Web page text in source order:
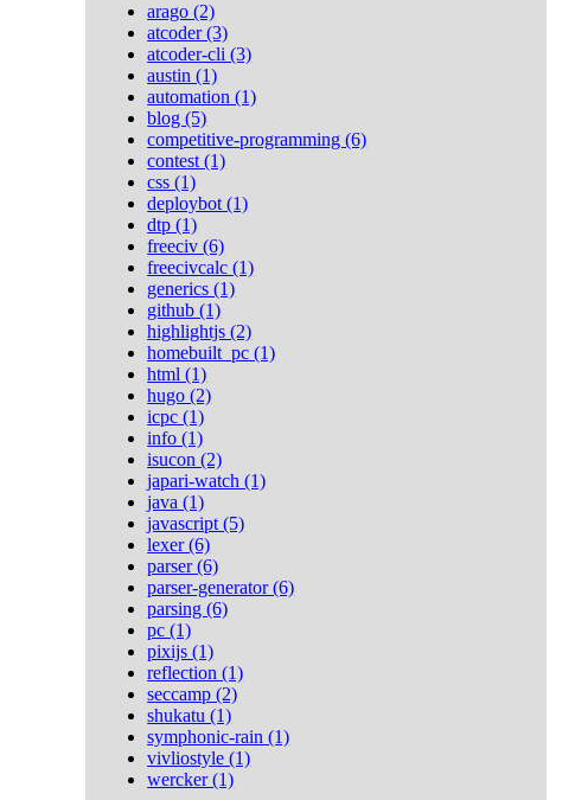
arago (2)
atcoder (3)
atcoder-cli (3)
austin (1)
automation (1)
blog (5)
competitive-programming (6)
contest (1)
css (1)
deploybot (1)
dtp (1)
freeciv (6)
freecivcalc (1)
generics (1)
github (1)
highlightjs (2)
homebuilt_pc (1)
html (1)
hugo (2)
icpc (1)
info (1)
isucon (2)
japari-watch (1)
java (1)
javascript (5)
lexer (6)
parser (6)
parser-generator (6)
parsing (6)
pc (1)
pixijs (1)
reflection (1)
seccamp (2)
shukatu (1)
symphonic-rain (1)
vivliostyle (1)
wercker (1)